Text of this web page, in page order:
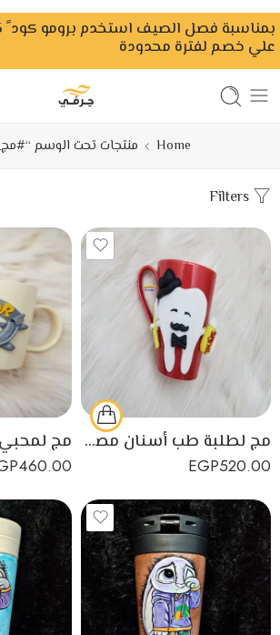
علي خصم لفترة محدودة
Home منتجات تحت الوسم
مج لطلبة طب أسنان مصنوع يدويًا من البورسلين المستورد
EGP520.00
460.00